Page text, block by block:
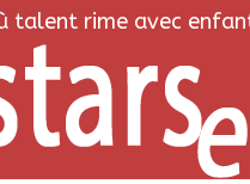
talent rime avec